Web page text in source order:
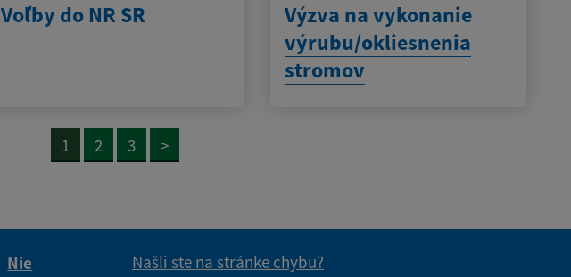
Voľby do NR SR
Výzva na vykonanie
výrubu/okliesnenia
stromov
1 2 3 >
Nie
Našli ste na stránke chybu?